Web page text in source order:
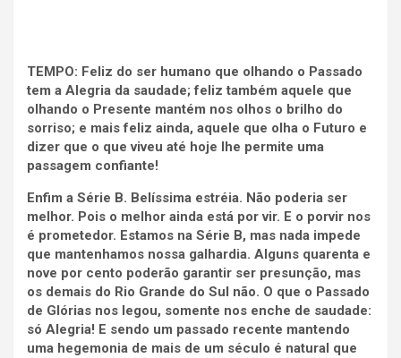
TEMPO: Feliz do ser humano que olhando o Passado
tem a Alegria da saudade; feliz também aquele que
olhando o Presente mantém nos olhos o brilho do
sorriso; e mais feliz ainda, aquele que olha o Futuro e
dizer que o que viveu até hoje lhe permite uma
passagem confiante!
Enfim a Série B. Belíssima estréia. Não poderia ser
melhor. Pois o melhor ainda está por vir. E o porvir nos
é prometedor. Estamos na Série B, mas nada impede
que mantenhamos nossa galhardia. Alguns quarenta e
nove por cento poderão garantir ser presunção, mas
os demais do Rio Grande do Sul não. O que o Passado
de Glórias nos legou, somente nos enche de saudade:
só Alegria! E sendo um passado recente mantendo
uma hegemonia de mais de um século é natural que